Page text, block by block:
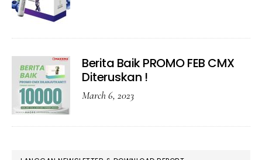
Berita Baik PROMO FEB CMX
Diteruskan !
March 6, 2023